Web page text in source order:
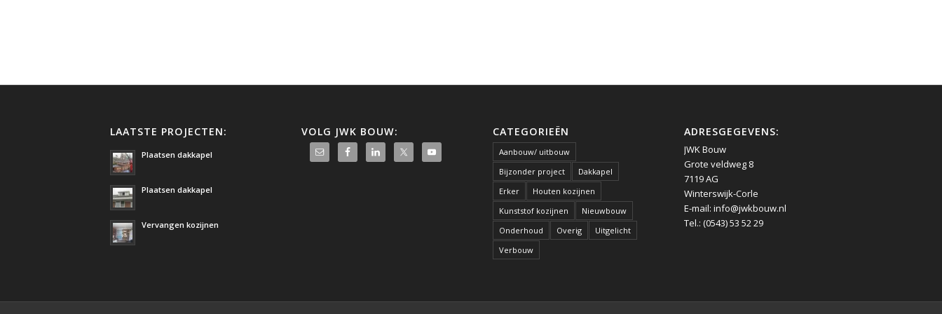
LAATSTE PROJECTEN:
Plaatsen dakkapel
Plaatsen dakkapel
Vervangen kozijnen
VOLG JWK BOUW: CATEGORIEËN
Aanbouw/ uitbouw
Bijzonder project
Dakkapel
Erker
Houten kozijnen
Kunststof kozijnen
Nieuwbouw
Onderhoud
Overig
Uitgelicht
Verbouw
ADRESGEGEVENS:
JWK Bouw
Grote veldweg 8
7119 AG
Winterswijk-Corle
E-mail: info@jwkbouw.nl
Tel.: (0543) 53 52 29